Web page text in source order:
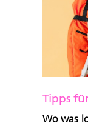
Tipps
Wo was